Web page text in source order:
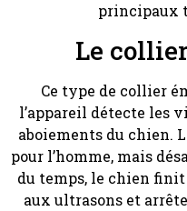
principaux
Le
Ce type de collier
l’appareil détecte les
aboiements du chien.
pour l’homme, mais
du temps, le chien finit
aux ultrasons et